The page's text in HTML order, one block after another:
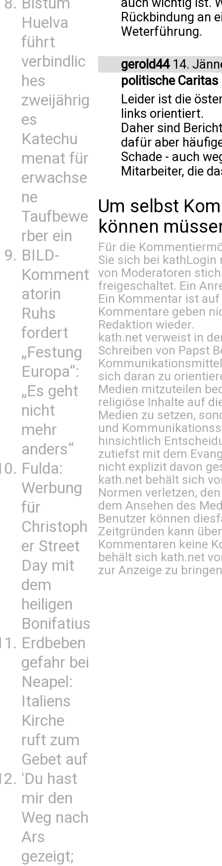
Huelva
führt
verbindlic
hes
zweijährig
es
Katechu
menat für
erwachse
ne
Taufbewe
rber ein
BILD-
Komment
atorin
Ruhs
fordert
„Festung
Europa“:
„Es geht
nicht
mehr
anders“
Fulda:
Werbung
für
Christoph
er Street
Day mit
dem
heiligen
Bonifatius
Erdbeben
gefahr bei
Neapel:
Italiens
Kirche
ruft zum
Gebet auf
'Du hast
mir den
Weg nach
Ars
gezeigt;
Rückbindung an
Weterführung.
gerold4414.
politische Caritas
Leider ist die
links orientiert.
Daher sind
dafür aber
Schade - auch
Mitarbeiter, die
Um selbst
können
Für die
Sie sich bei kathLogin
von Moderatoren
freigeschaltet. Ein
Ein Kommentar ist
Kommentare geben
Redaktion wieder.
kath.net verweist in
Schreiben von Papst
sich daran zu
Medien mitzuteilen
religiöse Inhalte auf
Medien zu setzen,
und
hinsichtlich
zutiefst mit dem
nicht explizit davon
kath.net behält sich
Normen verletzen,
dem Ansehen des
Benutzer können
Zeitgründen kann
Kommentaren keine
behält sich kath.net
zur Anzeige zu